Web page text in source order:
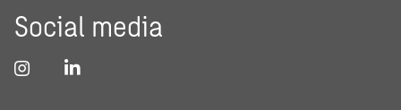
Social media